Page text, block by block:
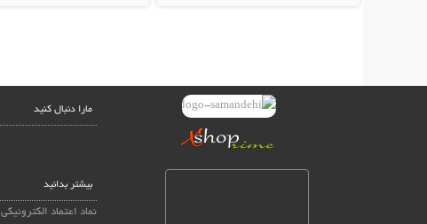
مارا دنبال کنید
بیشتر بدانید
نماد اعتماد الکترونیکی